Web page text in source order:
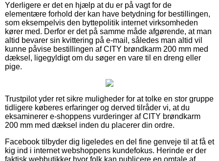
Yderligere er det en hjælp at du er på vagt for de
elementære forhold der kan have betydning for bestillingen,
som eksempelvis den byttepolitik internet virksomheden
kører med. Derfor er det på samme måde afgørende, at man
altid bevarer sin kvittering på e-mail, således man altid vil
kunne påvise bestillingen af CITY brøndkarm 200 mm med
dæksel, ligegyldigt om du søger en vare til en dreng eller
pige.
Trustpilot yder ret sikre muligheder for at tolke en stor gruppe
tidligere køberes erfaringer og derved tilråder vi, at du
eksaminerer e-shoppens vurderinger af CITY brøndkarm
200 mm med dæksel inden du placerer din ordre.
Facebook tilbyder dig ligeledes en del fine genveje til at få et
kig ind i internet webshoppens kundefokus. Herinde er der
faktisk webbutikker hvor folk kan publicere en omtale af